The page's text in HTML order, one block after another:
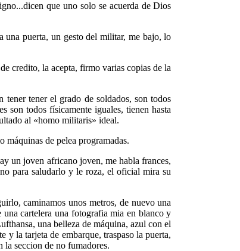
que uno solo se acuerda de Dios
una puerta, un gesto del militar, me bajo, lo
credito, la acepta, firmo varias copias de la
tener el grado de soldados, son todos
son todos físicamente iguales, tienen hasta
al «homo militaris» ideal.
máquinas de pelea programadas.
un joven africano joven, me habla frances,
para saludarlo y le roza, el oficial mira su
caminamos unos metros, de nuevo una
cartelera una fotografia mia en blanco y
una belleza de máquina, azul con el
y la tarjeta de embarque, traspaso la puerta,
la seccion de no fumadores.